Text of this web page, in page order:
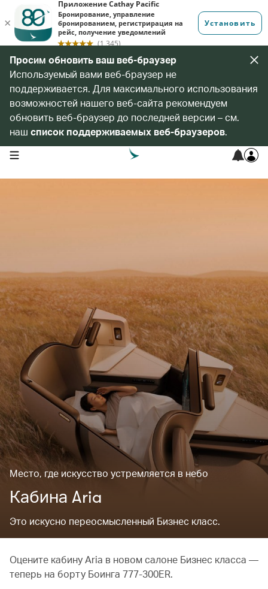
Просим обновить ваш веб-браузер
Используемый вами веб-браузер не
поддерживается. Для максимального использования
возможностей нашего веб-сайта рекомендуем
обновить веб-браузер до последней версии – см.
наш список поддерживаемых веб-браузеров.
open navigation menu
Место, где искусство устремляется в небо
Кабина Aria
Это искусно переосмысленный Бизнес класс.
Оцените кабину Aria в новом салоне Бизнес класса —
теперь на борту Боинга 777-300ER.